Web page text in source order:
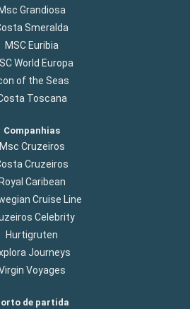
Msc Grandiosa
Smeralda
MSC Euribia
World Europa
of the Seas
Toscana
Companhias
Msc Cruzeiros
Cruzeiros
Royal Caribean
Cruise Line
Celebrity
Hurtigruten
Journeys
Voyages
de partida